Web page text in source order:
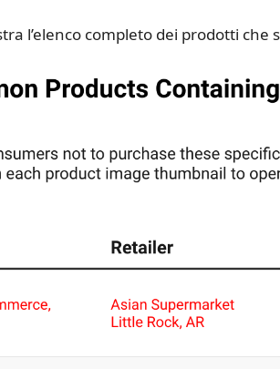
l’elenco completo dei prodotti